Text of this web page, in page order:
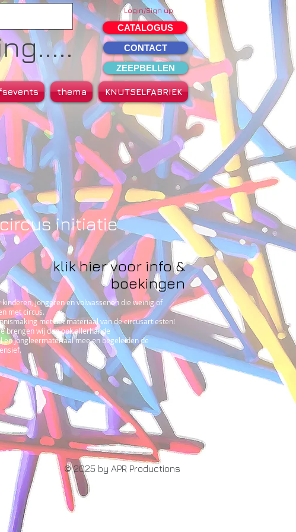
thema KNUTSELFABRIEK
Login/Sign up
CATALOGUS
ZEEPBELLEN
CONTACT
circus initiatie
jongeren en volwassenen die weinig of
met circus.
met het materiaal van de circusartiesten!
brengen wij dan ook allerhande
en jongleermateriaal mee en begeleiden de
klik hier voor info &
boekingen
© 2025 by APR Productions